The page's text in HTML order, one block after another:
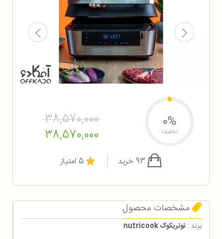
38,570,000
38,570,000
0%
تخفیف
5 امتیاز
مشخصات محصول
برند : نوتریکوک nutricook